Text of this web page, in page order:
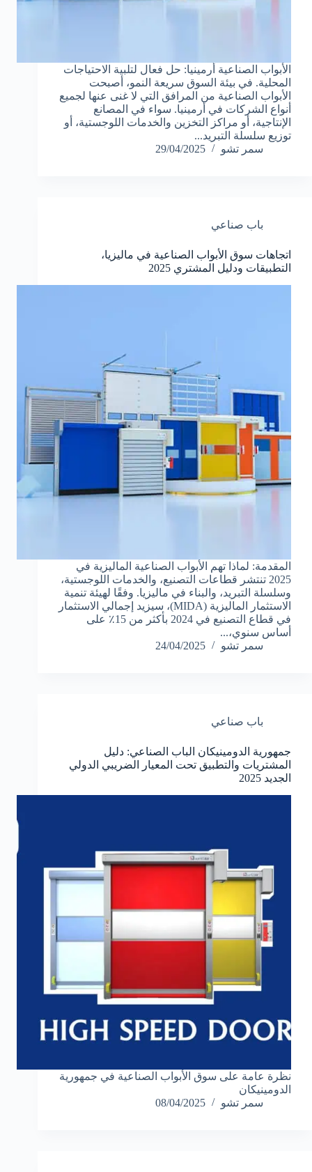
الأبواب الصناعية أرمينيا: حل فعال لتلبية الاحتياجات
المحلية. في بيئة السوق سريعة النمو، أصبحت
الأبواب الصناعية من المرافق التي لا غنى عنها لجميع
أنواع الشركات في أرمينيا. سواء في المصانع
الإنتاجية، أو مراكز التخزين والخدمات اللوجستية، أو
توزيع سلسلة التبريد...
سمر تشو
29/04/2025
باب صناعي
اتجاهات سوق الأبواب الصناعية في ماليزيا،
التطبيقات ودليل المشتري 2025
المقدمة: لماذا تهم الأبواب الصناعية الماليزية في
2025 تنتشر قطاعات التصنيع، والخدمات اللوجستية،
وسلسلة التبريد، والبناء في ماليزيا. وفقًا لهيئة تنمية
الاستثمار الماليزية (MIDA)، سيزيد إجمالي الاستثمار
في قطاع التصنيع في 2024 بأكثر من 15٪ على
أساس سنوي،...
سمر تشو
24/04/2025
باب صناعي
جمهورية الدومينيكان الباب الصناعي: دليل
المشتريات والتطبيق تحت المعيار الضريبي الدولي
الجديد 2025
نظرة عامة على سوق الأبواب الصناعية في جمهورية
الدومينيكان
سمر تشو
08/04/2025